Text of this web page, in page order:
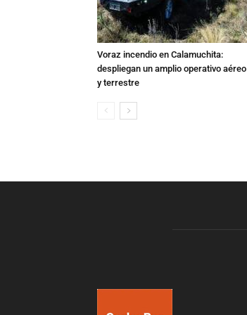
Voraz incendio en Calamuchita:
despliegan un amplio operativo aéreo
y terrestre